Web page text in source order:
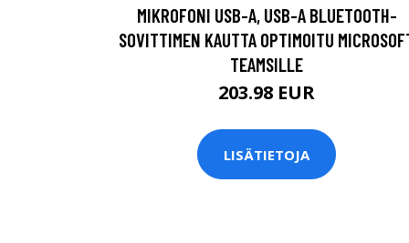
MIKROFONI USB-A, USB-A BLUETOOTH-
SOVITTIMEN KAUTTA OPTIMOITU
TEAMSILLE
203.98 EUR
LISÄTIETOJA